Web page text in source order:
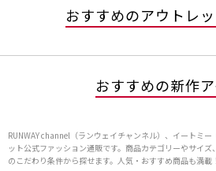
おすすめのアウトレ
おすすめの新作
RUNWAY channel（ランウェイチャンネル）、イートミー
ット公式ファッション通販です。商品カテゴリーやサイ
のこだわり条件から探せます。人気・おすすめ商品も満載！